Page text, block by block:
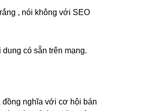
, nói không với SEO
có sẵn trên mạng.
nghĩa với cơ hội bán